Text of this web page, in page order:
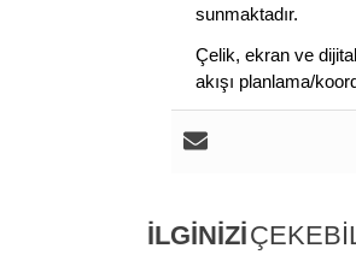
sunmaktadır.
Çelik, ekran ve
akışı planlama/
İLGİNİZİ